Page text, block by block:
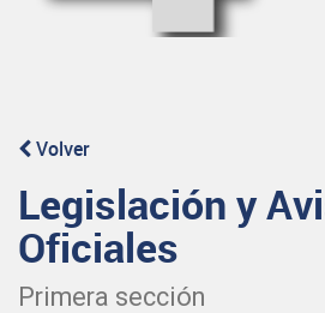
Volver
Legislación y
Oficiales
Primera sección